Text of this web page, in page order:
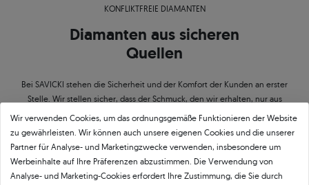
KONFLIKTFREIE DIAMANTEN
Diamanten aus sicheren
Quellen
Bei SAVICKI stehen die Sicherheit und der Komfort der Kunden an erster
Stelle. Wir stellen sicher, dass der Schmuck, den wir erhalten, nur aus
Materialien aus legalen Quellen hergestellt wird. Deshalb beteiligen wir uns
auch an der Kampagne zur Förderung der Verwendung von garantiert
konfliktfreien Diamanten.
Wir verwenden Cookies, um das ordnungsgemäße Funktionieren der Website
zu gewährleisten. Wir können auch unsere eigenen Cookies und die unserer
Partner für Analyse- und Marketingzwecke verwenden, insbesondere um
Werbeinhalte auf Ihre Präferenzen abzustimmen. Die Verwendung von
Analyse- und Marketing-Cookies erfordert Ihre Zustimmung, die Sie durch